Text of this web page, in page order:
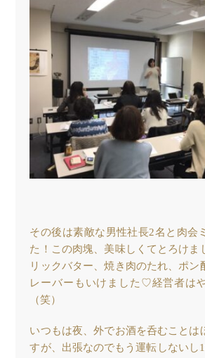
その後は素敵な男性社長2名と肉会
た！この肉塊、美味しくてとろけま
リックバター、焼き肉のたれ、ポン
レーバーもいけました♡経営者は
（笑）
いつもは夜、外でお酒を呑むことは
すが、出張なのでもう運転しないし